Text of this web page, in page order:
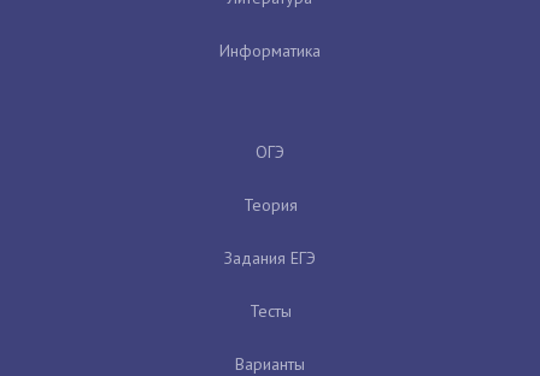
Информатика
ОГЭ
Теория
Задания ЕГЭ
Тесты
Варианты